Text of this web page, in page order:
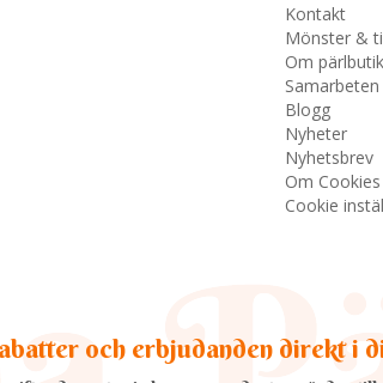
Kontakt
Mönster &
Om
Samarbeten
Blogg
Nyheter
Nyhetsbrev
Om Cookies
Cookie
och erbjudanden direkt i